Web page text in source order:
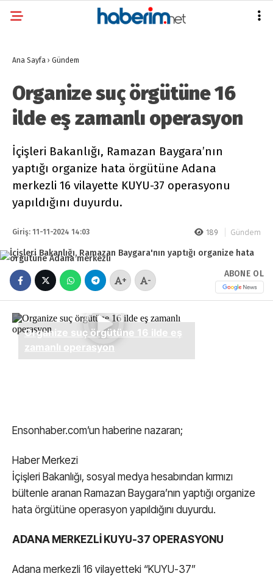
Ana Sayfa › Gündem
Organize suç örgütüne 16
ilde eş zamanlı operasyon
İçişleri Bakanlığı, Ramazan Baygara’nın
yaptığı organize hata örgütüne Adana
merkezli 16 vilayette KUYU-37 operasyonu
yapıldığını duyurdu.
Giriş: 11-11-2024 14:03 189 Gündem
+ -
ABONE OL
Ensonhaber.com’un haberine nazaran;
Haber Merkezi
İçişleri Bakanlığı, sosyal medya hesabından kırmızı
bültenle aranan Ramazan Baygara’nın yaptığı organize
hata örgütüne operasyon yapıldığını duyurdu.
ADANA MERKEZLİ KUYU-37 OPERASYONU
Adana merkezli 16 vilayetteki “KUYU-37”